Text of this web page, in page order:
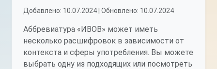
Добавлено: 10.07.2024 | Обновлено: 10.07.2024
Аббревиатура «ИВОВ» может иметь
несколько расшифровок в зависимости от
контекста и сферы употребления. Вы можете
выбрать одну из подходящих или посмотреть